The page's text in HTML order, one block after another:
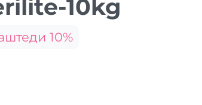
10kg
10%